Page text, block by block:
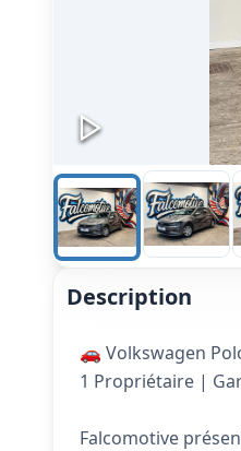
Description
🚗 Volkswagen
1 Propriétaire |
Falcomotive